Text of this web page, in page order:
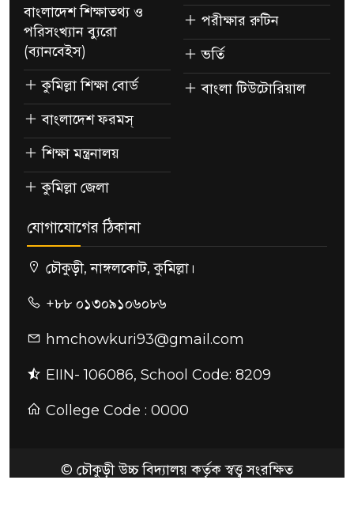
বাংলাদেশ শিক্ষাতথ্য ও
পরিসংখ্যান ব্যুরো
(ব্যানবেইস)
কুমিল্লা শিক্ষা বোর্ড
বাংলাদেশ ফরমস্
শিক্ষা মন্ত্রনালয়
কুমিল্লা জেলা
পরীক্ষার রুটিন
ভর্তি
বাংলা টিউটোরিয়াল
যোগাযোগের ঠিকানা
চৌকুড়ী, নাঙ্গলকোট, কুমিল্লা।
+৮৮ ০১৩০৯১০৬০৮৬
hmchowkuri93@gmail.com
EIIN- 106086, School Code: 8209
College Code : 0000
© চৌকুড়ী উচ্চ বিদ্যালয় কর্তৃক স্বত্ত্ব সংরক্ষিত